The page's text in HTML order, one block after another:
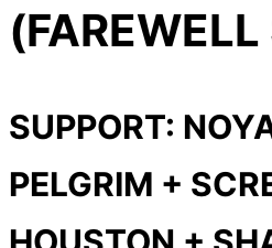
SUPPORT:
PELGRIM +